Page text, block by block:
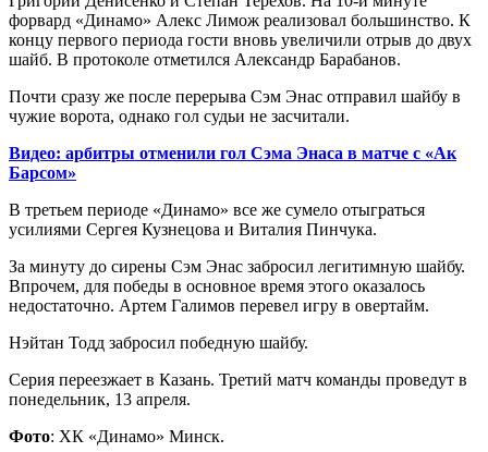
форвард «Динамо» Алекс Лимож реализовал большинство. К
концу первого периода гости вновь увеличили отрыв до двух
шайб. В протоколе отметился Александр Барабанов.
Почти сразу же после перерыва Сэм Энас отправил шайбу в
чужие ворота, однако гол судьи не засчитали.
Видео: арбитры отменили гол Сэма Энаса в матче с «Ак
Барсом»
В третьем периоде «Динамо» все же сумело отыграться
усилиями Сергея Кузнецова и Виталия Пинчука.
За минуту до сирены Сэм Энас забросил легитимную шайбу.
Впрочем, для победы в основное время этого оказалось
недостаточно. Артем Галимов перевел игру в овертайм.
Нэйтан Тодд забросил победную шайбу.
Серия переезжает в Казань. Третий матч команды проведут в
понедельник, 13 апреля.
Фото: ХК «Динамо» Минск.